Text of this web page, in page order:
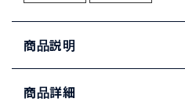
商品説明
商品詳細